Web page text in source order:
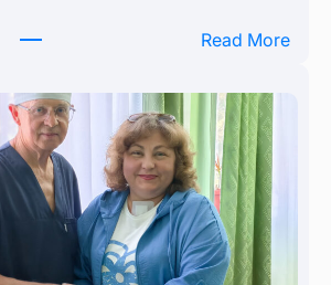
Read More: